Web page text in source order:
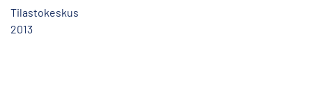
Tilastokeskus
2013